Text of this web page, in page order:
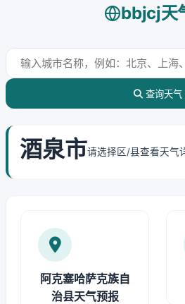
bbjcj天
查询天气
酒泉市请选择区/县查看天气
阿克塞哈萨克族自
治县天气预报